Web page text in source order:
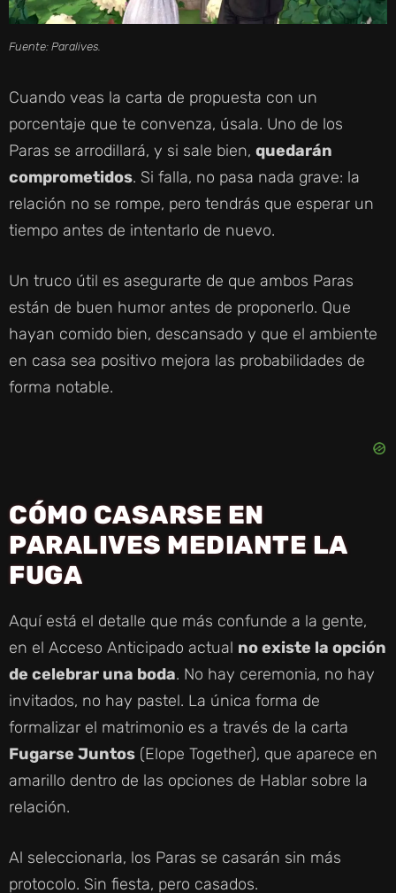
Fuente: Paralives.
Cuando veas la carta de propuesta con un
porcentaje que te convenza, úsala. Uno de los
Paras se arrodillará, y si sale bien, quedarán
comprometidos. Si falla, no pasa nada grave: la
relación no se rompe, pero tendrás que esperar un
tiempo antes de intentarlo de nuevo.
Un truco útil es asegurarte de que ambos Paras
están de buen humor antes de proponerlo. Que
hayan comido bien, descansado y que el ambiente
en casa sea positivo mejora las probabilidades de
forma notable.
CÓMO CASARSE EN
PARALIVES MEDIANTE LA
FUGA
Aquí está el detalle que más confunde a la gente,
en el Acceso Anticipado actual no existe la opción
de celebrar una boda. No hay ceremonia, no hay
invitados, no hay pastel. La única forma de
formalizar el matrimonio es a través de la carta
Fugarse Juntos (Elope Together), que aparece en
amarillo dentro de las opciones de Hablar sobre la
relación.
Al seleccionarla, los Paras se casarán sin más
protocolo. Sin fiesta, pero casados.